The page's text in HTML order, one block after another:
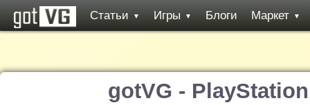
Статьи ▼ Игры ▼ Блоги Маркет ▼
gotVG -